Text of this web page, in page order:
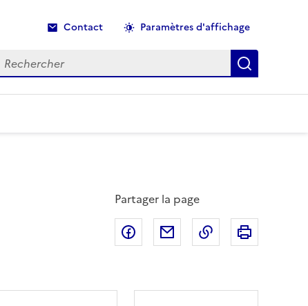
Contact Paramètres d'affichage
Rechercher Recherche
Partager la page
Partager sur Facebook
Partager par email
Copier dans le